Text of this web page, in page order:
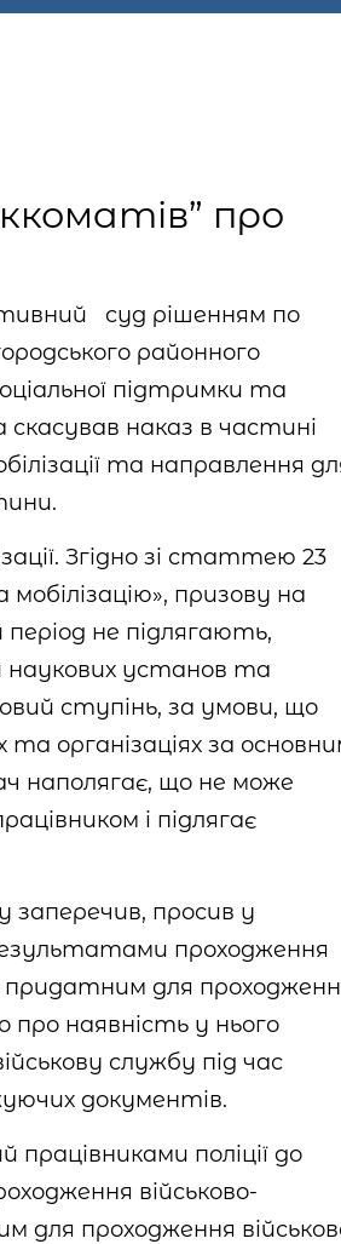
про
суд рішенням по
районного
підтримки та
наказ в частині
та направлення
Згідно зі статтею 23
призову на
період не підлягають,
наукових установ та
ступінь, за умови, що
організаціях за
наполягає, що не може
і підлягає
заперечив, просив у
проходження
придатним для
про наявність у нього
службу під час
документів.
поліції до
військово-
для проходження